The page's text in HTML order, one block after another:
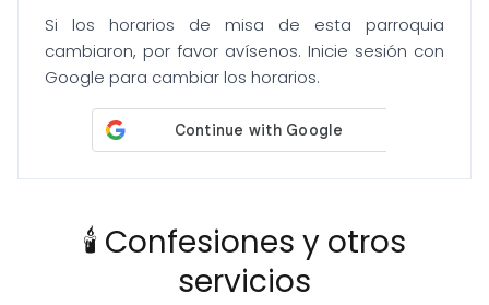
Si los horarios de misa de esta parroquia
cambiaron, por favor avísenos. Inicie sesión con
Google para cambiar los horarios.
🕯️ Confesiones y otros
servicios